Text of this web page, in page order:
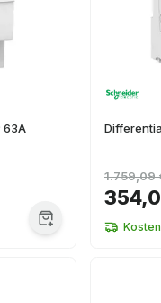
63A
1.759,09